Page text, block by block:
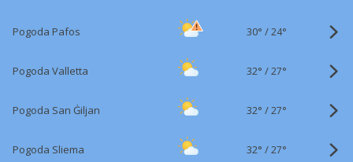
Pogoda Pafos 30° /24°
Pogoda Valletta 32° /27°
Pogoda San Ġiljan 32° /27°
Pogoda Sliema 32° /27°